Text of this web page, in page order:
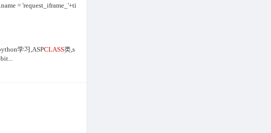
= 'request_iframe_'+ti
学习,ASPCLASS类,s